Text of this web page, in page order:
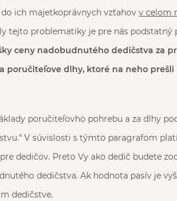
ich majetkoprávnych vzťahov v celom
tejto problematiky je pre nás podstatný
ceny nadobudnutého dedičstva za
poručiteľove dlhy, ktoré na neho
poručiteľovho pohrebu a za dlhy
V súvislosti s týmto paragrafom
dedičov. Preto Vy ako dedič budete
dedičstva. Ak hodnota pasív je
dedičstve.